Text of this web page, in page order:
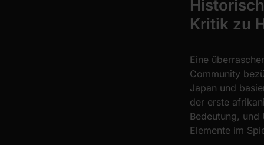
Kritik zu
Eine
Community
Japan und
der erste
Bedeutung,
Elemente im